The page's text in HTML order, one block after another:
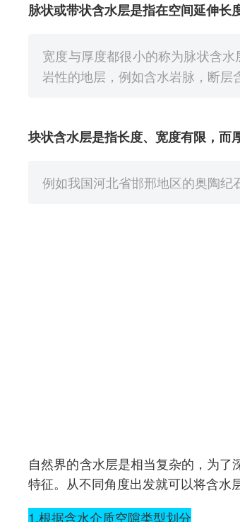
脉状或带状含水层是指在空间延伸长
宽度与厚度都很小的称为脉状含
岩性的地层，例如含水岩脉，断层
块状含水层是指长度、宽度有限，而
例如我国河北省邯邢地区的奥陶纪
自然界的含水层是相当复杂的，为
特征。从不同角度出发就可以将含水
1.根据含水介质空隙类型划分